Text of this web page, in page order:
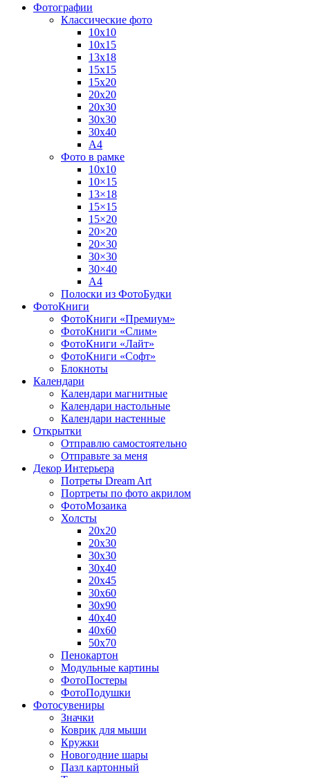
Фотографии
Классические фото
10х10
10х15
13х18
15х15
15х20
20х20
20х30
30х30
30х40
А4
Фото в рамке
10х10
10×15
13×18
15×15
15×20
20×20
20×30
30×30
30×40
A4
Полоски из ФотоБудки
ФотоКниги
ФотоКниги «Премиум»
ФотоКниги «Слим»
ФотоКниги «Лайт»
ФотоКниги «Софт»
Блокноты
Календари
Календари магнитные
Календари настольные
Календари настенные
Открытки
Отправлю самостоятельно
Отправьте за меня
Декор Интерьера
Потреты Dream Art
Портреты по фото акрилом
ФотоМозаика
Холсты
20х20
20х30
30х30
30х40
20х45
30х60
30х90
40х40
40х60
50х70
Пенокартон
Модульные картины
ФотоПостеры
ФотоПодушки
Фотоcувениры
Значки
Коврик для мыши
Кружки
Новогодние шары
Пазл картонный